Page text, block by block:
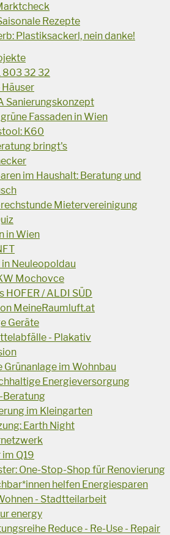
Rezepte
Plastiksackerl, nein danke!
803 32 32
Sanierungskonzept
Fassaden in Wien
K60
bringt's
im Haushalt: Beratung und
Mietervereinigung
in Wien
Neuleopoldau
Mochovce
HOFER / ALDI SÜD
MeineRaumluft.at
Geräte
- Plakativ
Grünanlage im Wohnbau
Energieversorgung
Beratung
im Kleingarten
Earth Night
Q19
One-Stop-Shop für Renovierung
helfen Energiesparen
- Stadtteilarbeit
energy
Reduce - Re-Use - Repair